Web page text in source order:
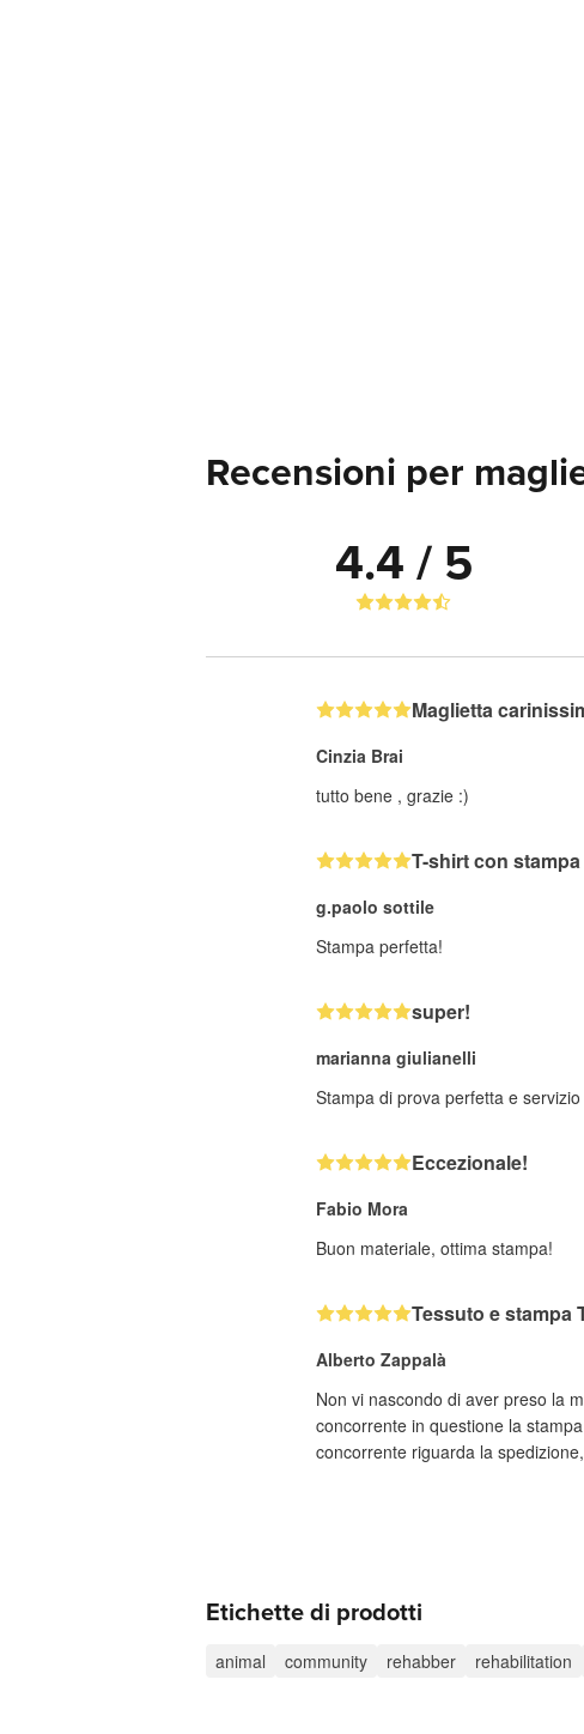
Recensioni per
4.4 / 5
Maglietta
Cinzia Brai
tutto bene , grazie :)
T-shirt con stampa
g.paolo sottile
Stampa perfetta!
super!
marianna giulianelli
Stampa di prova perfetta e
Eccezionale!
Fabio Mora
Buon materiale, ottima stampa!
Tessuto e stampa
Alberto Zappalà
Non vi nascondo di aver preso la
concorrente in questione la
concorrente riguarda la
Etichette di prodotti
animal community rehabber rehabilitation